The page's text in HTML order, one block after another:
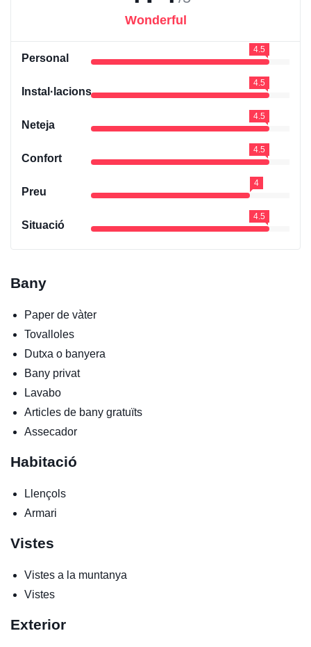
Wonderful
Personal
4.5
Instal·lacions
4.5
Neteja
4.5
Confort
4.5
Preu
4
Situació
4.5
Bany
Paper de vàter
Tovalloles
Dutxa o banyera
Bany privat
Lavabo
Articles de bany gratuïts
Assecador
Habitació
Llençols
Armari
Vistes
Vistes a la muntanya
Vistes
Exterior